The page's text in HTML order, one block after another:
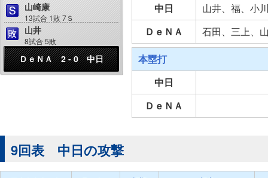
山崎康
13試合 1敗 7Ｓ
山井
8試合 5敗
ＤｅＮＡ 2 - 0 中日
中日
山井、福、小
ＤｅＮＡ
石田、三上、
本塁打
中日
ＤｅＮＡ
9回表 中日の攻撃